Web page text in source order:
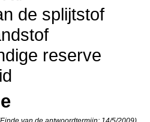
de splijtstof
reserve